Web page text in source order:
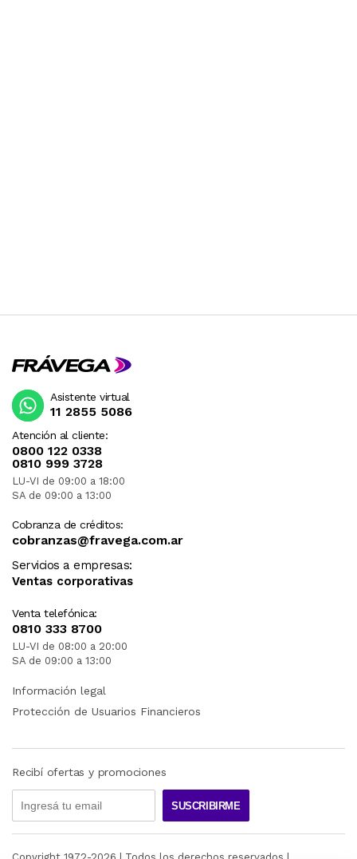
Atención al cliente:
0800 122 0338
0810 999 3728
LU-VI de 09:00 a 18:00
SA de 09:00 a 13:00
Cobranza de créditos:
cobranzas@fravega.com.ar
Servicios a empresas:
Ventas corporativas
Venta telefónica:
0810 333 8700
LU-VI de 08:00 a 20:00
SA de 09:00 a 13:00
Asistente virtual
11 2855 5086
Información legal
Protección de Usuarios Financieros
Recibí ofertas y promociones
SUSCRIBIRME